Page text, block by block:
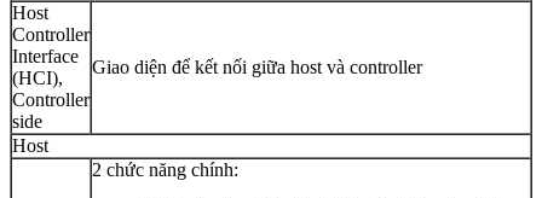
Host
Controller
Interface
(HCI),
Controller
side
Giao diện để kết nối giữa host và controller
Host
2 chức năng chính: